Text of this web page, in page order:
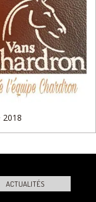
2018
ACTUALITÉS